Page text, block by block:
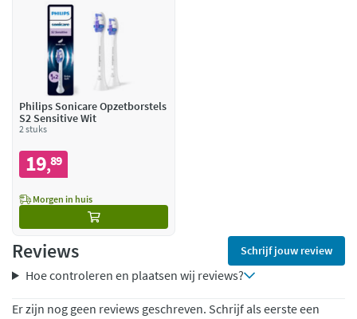
Philips Sonicare Opzetborstels
S2 Sensitive Wit
2 stuks
19,89
Morgen in huis
Reviews Schrijf jouw review
Hoe controleren en plaatsen wij reviews?
Er zijn nog geen reviews geschreven. Schrijf als eerste een